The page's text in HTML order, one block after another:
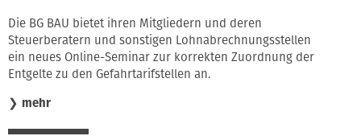
Die BG BAU bietet ihren Mitgliedern und deren
Steuerberatern und sonstigen Lohnabrechnungsstellen
ein neues Online-Seminar zur korrekten Zuordnung der
Entgelte zu den Gefahrtarifstellen an.
❯ mehr